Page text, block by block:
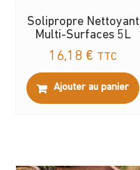
Solipropre Nettoyant
Multi-Surfaces 5L
16,18 € TTC
Ajouter au panier